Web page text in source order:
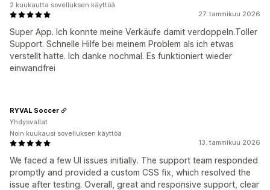
27. tammikuu 2026
Super App. Ich konnte meine Verkäufe damit verdoppeln.Toller
Support. Schnelle Hilfe bei meinem Problem als ich etwas
verstellt hatte. Ich danke nochmal. Es funktioniert wieder
einwandfrei
2 kuukautta sovelluksen käyttöä
13. tammikuu 2026
We faced a few UI issues initially. The support team responded
promptly and provided a custom CSS fix, which resolved the
issue after testing. Overall, great and responsive support, clear
RYVAL Soccer
Yhdysvallat
Noin kuukausi sovelluksen käyttöä